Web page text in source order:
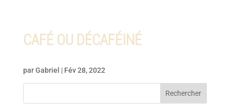
CAFÉ OU DÉCAFÉINÉ
parGabriel | Fév 28, 2022
Rechercher